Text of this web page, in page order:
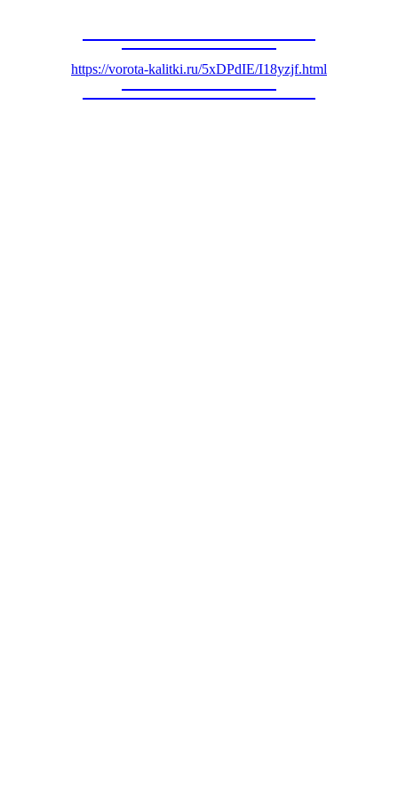
https://vorota-kalitki.ru/5xDPdIE/I18yzjf.html